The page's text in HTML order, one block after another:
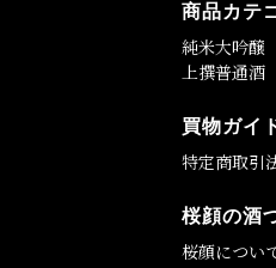
商品カテ
純米大吟醸
上撰普通酒
買物ガイ
特定商取引
桜顔の酒
桜顔につい